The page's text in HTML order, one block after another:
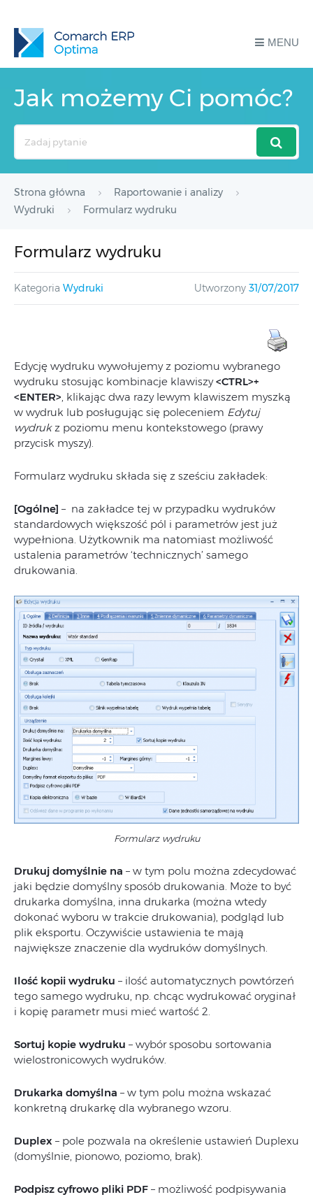
MENU
Jak możemy Ci pomóc?
Strona główna
Raportowanie i analizy
Wydruki
Formularz wydruku
Formularz wydruku
Kategoria Wydruki Utworzony 31/07/2017
Edycję wydruku wywołujemy z poziomu wybranego
wydruku stosując kombinacje klawiszy<CTRL>+
<ENTER>, klikając dwa razy lewym klawiszem myszką
w wydruk lub posługując się poleceniem Edytuj
wydrukz poziomu menu kontekstowego (prawy
przycisk myszy).
Formularz wydruku składa się z sześciu zakładek:
[Ogólne] – na zakładce tej w przypadku wydruków
standardowych większość pól i parametrów jest już
wypełniona. Użytkownik ma natomiast możliwość
ustalenia parametrów ‘technicznych’ samego
drukowania.
Formularz wydruku
Drukuj domyślnie na – w tym polu można zdecydować
jaki będzie domyślny sposób drukowania. Może to być
drukarka domyślna, inna drukarka (można wtedy
dokonać wyboru w trakcie drukowania), podgląd lub
plik eksportu. Oczywiście ustawienia te mają
największe znaczenie dla wydruków domyślnych.
Ilość kopii wydruku – ilość automatycznych powtórzeń
tego samego wydruku, np. chcąc wydrukować oryginał
i kopię parametr musi mieć wartość 2.
Sortuj kopie wydruku – wybór sposobu sortowania
wielostronicowych wydruków.
Drukarka domyślna – w tym polu można wskazać
konkretną drukarkę dla wybranego wzoru.
Duplex – pole pozwala na określenie ustawień Duplexu
(domyślnie, pionowo, poziomo, brak).
Podpisz cyfrowo pliki PDF – możliwość podpisywania